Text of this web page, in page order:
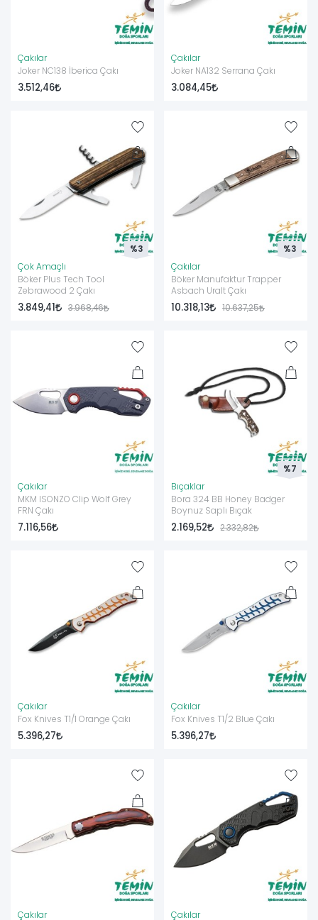
Çakılar
Joker NC138 İberica Çakı
3.512,46
Çakılar
Joker NA132 Serrana Çakı
3.084,45
Çok Amaçlı
Böker Plus Tech Tool
Zebrawood 2 Çakı
3.849,41 3.968,46
%3
Çakılar
Böker Manufaktur Trapper
Asbach Uralt Çakı
10.318,13 10.637,25
%3
Çakılar
MKM ISONZO Clip Wolf Grey
FRN Çakı
7.116,56
Bıçaklar
Bora 324 BB Honey Badger
Boynuz Saplı Bıçak
2.169,52 2.332,82
%7
Çakılar
Fox Knives T1/1 Orange Çakı
5.396,27
Çakılar
Fox Knives T1/2 Blue Çakı
5.396,27
Çakılar
Çakılar